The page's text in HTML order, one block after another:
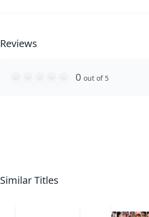
Reviews
0 out of 5
Similar Titles